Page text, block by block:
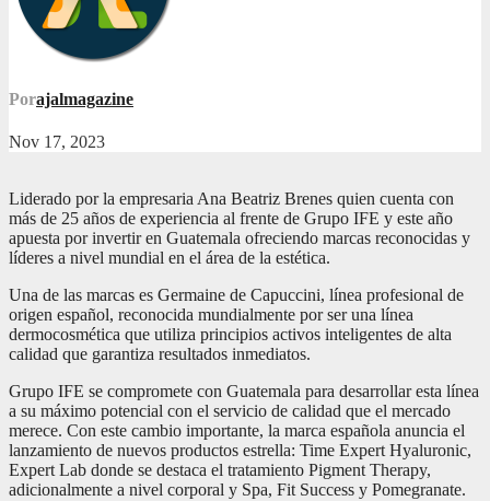
Porajalmagazine
Nov 17, 2023
Liderado por la empresaria Ana Beatriz Brenes quien cuenta con
más de 25 años de experiencia al frente de Grupo IFE y este año
apuesta por invertir en Guatemala ofreciendo marcas reconocidas y
líderes a nivel mundial en el área de la estética.
Una de las marcas es Germaine de Capuccini, línea profesional de
origen español, reconocida mundialmente por ser una línea
dermocosmética que utiliza principios activos inteligentes de alta
calidad que garantiza resultados inmediatos.
Grupo IFE se compromete con Guatemala para desarrollar esta línea
a su máximo potencial con el servicio de calidad que el mercado
merece. Con este cambio importante, la marca española anuncia el
lanzamiento de nuevos productos estrella: Time Expert Hyaluronic,
Expert Lab donde se destaca el tratamiento Pigment Therapy,
adicionalmente a nivel corporal y Spa, Fit Success y Pomegranate.